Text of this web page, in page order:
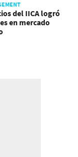
del IICA logró
en mercado